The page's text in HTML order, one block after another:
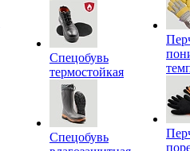
Спецобувь
термостойкая
Спецобувь